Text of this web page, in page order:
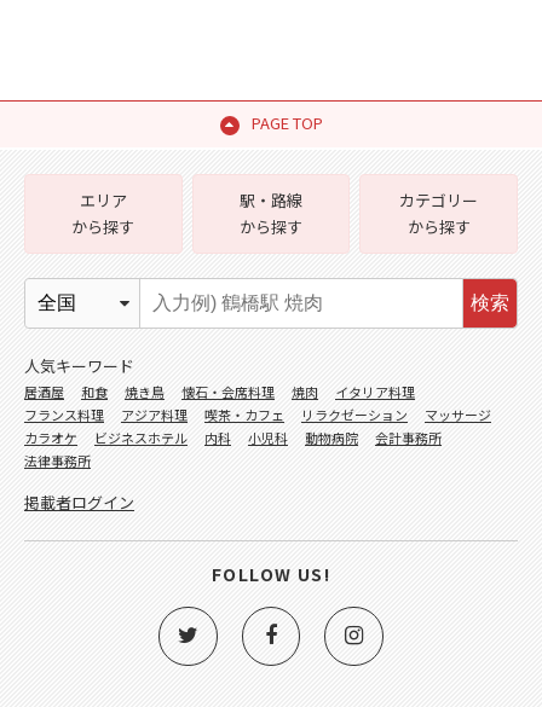
PAGE TOP
エリア
から探す
駅・路線
から探す
カテゴリー
から探す
検索
人気キーワード
居酒屋 和食 焼き鳥 懐石・会席料理 焼肉
イタリア料理
フランス料理
アジア料理 喫茶・カフェ リラクゼーション
マッサージ
カラオケ
ビジネスホテル 内科 小児科 動物病院
会計事務所
法律事務所
掲載者ログイン
FOLLOW US!